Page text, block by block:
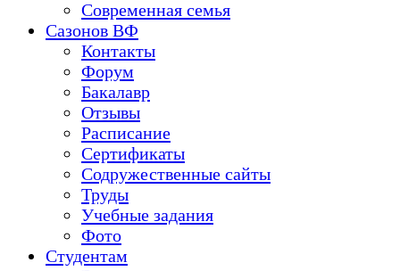
Современная семья
Сазонов ВФ
Контакты
Форум
Бакалавр
Отзывы
Расписание
Сертификаты
Содружественные сайты
Труды
Учебные задания
Фото
Студентам